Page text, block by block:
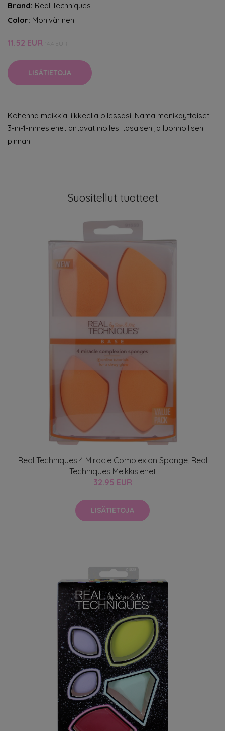
Brand: Real Techniques
Color: Monivärinen
11.52 EUR
LISÄTIETOJA
Kohenna meikkiä liikkeellä ollessasi. Nämä monikäyttöiset
3-in-1-ihmesienet antavat ihollesi tasaisen ja luonnollisen
pinnan.
Suositellut tuotteet
Real Techniques 4 Miracle Complexion Sponge, Real
Techniques Meikkisienet
32.95 EUR
LISÄTIETOJA